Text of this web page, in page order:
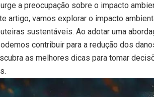
a preocupação sobre o impacto
artigo, vamos explorar o impacto
sustentáveis. Ao adotar uma
contribuir para a redução dos
as melhores dicas para tomar